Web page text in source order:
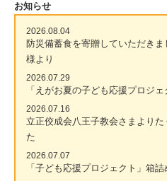
お知らせ
2026.08.04
防災備蓄食を寄贈していただき
様より
2026.07.29
「えがお夏の子ども応援プロジ
2026.07.16
立正佼成会八王子教会さまより
た
2026.07.07
「子ども応援プロジェクト」箱